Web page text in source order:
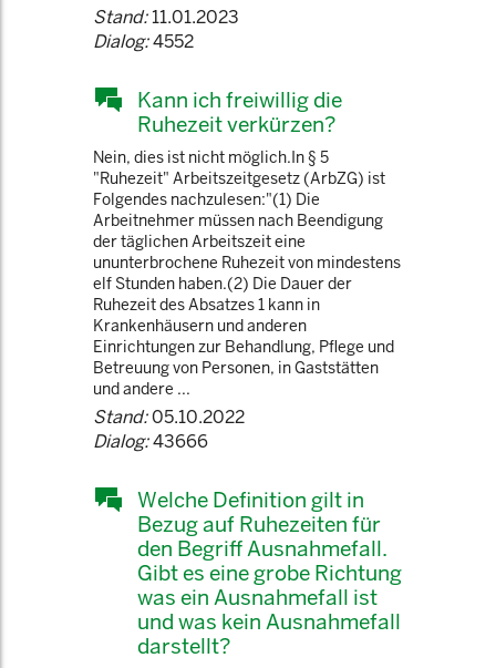
Stand:11.01.2023
Dialog:4552
Kann ich freiwillig die
Ruhezeit verkürzen?
Nein, dies ist nicht möglich.In § 5
"Ruhezeit" Arbeitszeitgesetz (ArbZG) ist
Folgendes nachzulesen:"(1) Die
Arbeitnehmer müssen nach Beendigung
der täglichen Arbeitszeit eine
ununterbrochene Ruhezeit von mindestens
elf Stunden haben.(2) Die Dauer der
Ruhezeit des Absatzes 1 kann in
Krankenhäusern und anderen
Einrichtungen zur Behandlung, Pflege und
Betreuung von Personen, in Gaststätten
und andere ...
Stand:05.10.2022
Dialog:43666
Welche Definition gilt in
Bezug auf Ruhezeiten für
den Begriff Ausnahmefall.
Gibt es eine grobe Richtung
was ein Ausnahmefall ist
und was kein Ausnahmefall
darstellt?